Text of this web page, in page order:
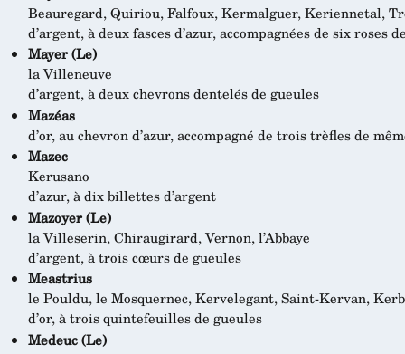
Beauregard, Quiriou, Falfoux, Kermalguer, Keriennetal,
d’argent, à deux fasces d’azur, accompagnées de six roses
Mayer (Le)
la Villeneuve
d’argent, à deux chevrons dentelés de gueules
Mazéas
d’or, au chevron d’azur, accompagné de trois trèfles de
Mazec
Kerusano
d’azur, à dix billettes d’argent
Mazoyer (Le)
la Villeserin, Chiraugirard, Vernon, l’Abbaye
d’argent, à trois cœurs de gueules
Meastrius
le Pouldu, le Mosquernec, Kervelegant, Saint-Kervan,
d’or, à trois quintefeuilles de gueules
Medeuc (Le)